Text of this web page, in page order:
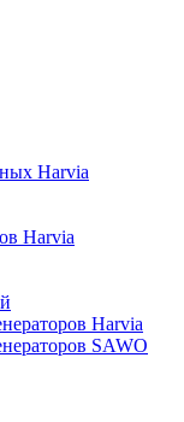
Harvia
Harvia
Harvia
SAWO